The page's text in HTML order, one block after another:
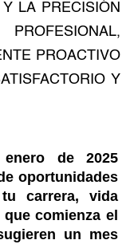
LA PRECISIÓN
PROACTIVO
Y
de 2025
oportunidades
carrera, vida
comienza el
un mes